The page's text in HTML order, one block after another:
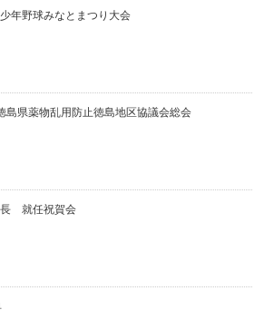
年野球みなとまつり大会
島県薬物乱用防止徳島地区協議会総会
長 就任祝賀会